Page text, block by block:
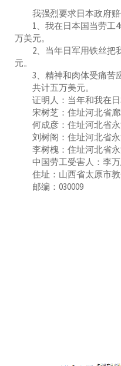
我强烈要求日本政府赔
1、我在日本国当劳工4
万美元。
2、当年日军用铁丝把
元。
3、精神和肉体受痛苦应
共计五万美元。
证明人：当年和我在日
宋树芝：住址河北省廊
何成彦：住址河北省永
刘树阁：住址河北省永
李树槐：住址河北省永
中国劳工受害人：李万
住址：山西省太原市敦
邮编：030009